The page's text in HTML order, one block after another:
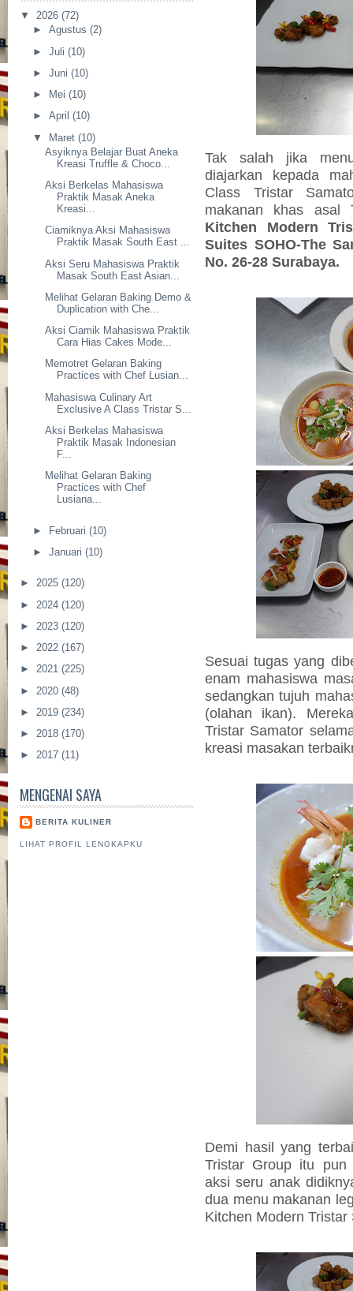
▼ 2026 (72)
► Agustus (2)
► Juli (10)
► Juni (10)
►
Mei (10)
► April (10)
▼ Maret (10)
Asyiknya Belajar Buat Aneka
Kreasi Truffle & Choco...
Aksi Berkelas Mahasiswa
Praktik Masak Aneka
Kreasi...
Ciamiknya Aksi Mahasiswa
Praktik Masak South East ...
Aksi Seru Mahasiswa Praktik
Masak South East Asian...
Melihat Gelaran Baking Demo &
Duplication with Che...
Aksi Ciamik Mahasiswa Praktik
Cara Hias Cakes Mode...
Memotret Gelaran Baking
Practices with Chef Lusian...
Mahasiswa Culinary Art
Exclusive A Class Tristar S...
Aksi Berkelas Mahasiswa
Praktik Masak Indonesian
F...
Melihat Gelaran Baking
Practices with Chef
Lusiana...
► Februari (10)
► Januari (10)
► 2025 (120)
► 2024 (120)
► 2023 (120)
► 2022 (167)
► 2021 (225)
► 2020 (48)
► 2019 (234)
► 2018 (170)
► 2017 (11)
MENGENAI SAYA
BERITA KULINER
LIHAT PROFIL LENGKAPKU
Tak salah jika
diajarkan kepada
Class Tristar
makanan khas
Kitchen Modern
Suites SOHO-The
No. 26-28 Surabaya.
Sesuai tugas yang
enam mahasiswa
sedangkan tujuh
(olahan ikan).
Tristar Samator
kreasi masakan
Demi hasil yang
Tristar Group itu pun
aksi seru anak
dua menu makanan
Kitchen Modern Tristar